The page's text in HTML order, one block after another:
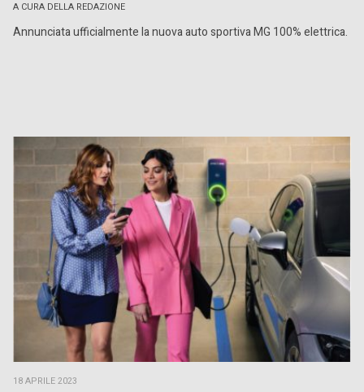
A CURA DELLA REDAZIONE
Annunciata ufficialmente la nuova auto sportiva MG 100% elettrica.
18 APRILE 2023